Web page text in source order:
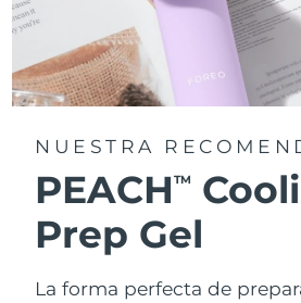
NUESTRA
PEACHTM
Prep Gel
La forma perfecta de